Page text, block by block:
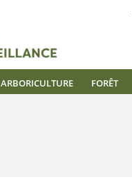
ARBORICULTURE FORÊT